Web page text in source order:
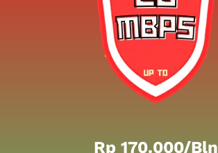
Rp 170.000/bln